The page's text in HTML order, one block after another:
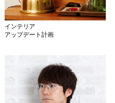
インテリア
アップデート計画